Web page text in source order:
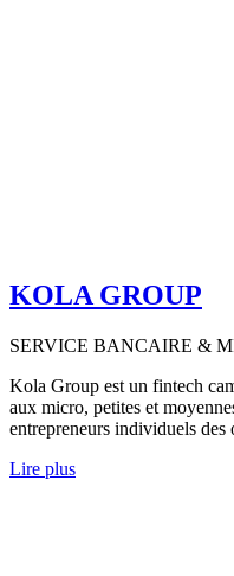
KOLA GROUP
SERVICE BANCAIRE &
Kola Group est un fintech
aux micro, petites et
entrepreneurs individuels
Lire plus